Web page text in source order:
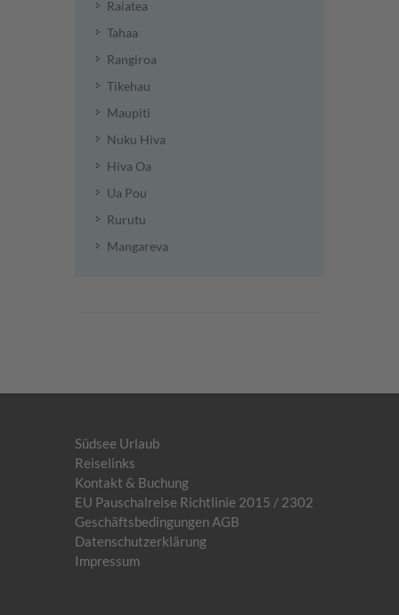
Raiatea
Tahaa
Rangiroa
Tikehau
Maupiti
Nuku Hiva
Hiva Oa
Ua Pou
Rurutu
Mangareva
Südsee Urlaub
Reiselinks
Kontakt & Buchung
EU Pauschalreise Richtlinie 2015 / 2302
Geschäftsbedingungen AGB
Datenschutzerklärung
Impressum